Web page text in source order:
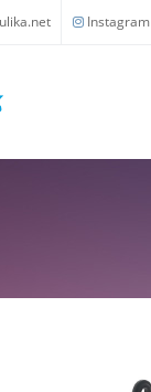
Instagram